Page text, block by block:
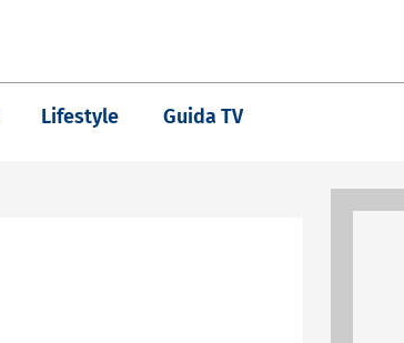
Lifestyle Guida TV